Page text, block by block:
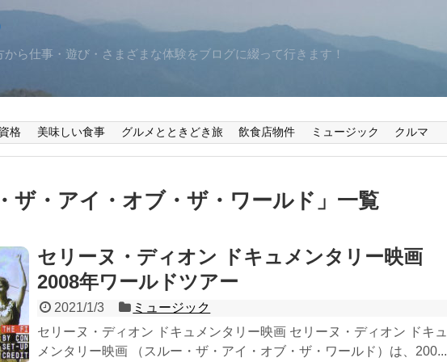
ら仕事・遊び・さまざまな体験をブログに綴って行きます！
資格 美味しい食事 グルメとときどき旅 飲食店物件 ミュージック クルマ
ザ・アイ・オブ・ザ・ワールド 」 一覧
セリーヌ・ディオン ドキュメンタリー映画
2008年ワールドツアー
2021/1/3
ミュージック
セリーヌ・ディオン ドキュメンタリー映画 セリーヌ・ディオン ドキュ
メンタリー映画 （スルー・ザ・アイ・オブ・ザ・ワールド）は、200...